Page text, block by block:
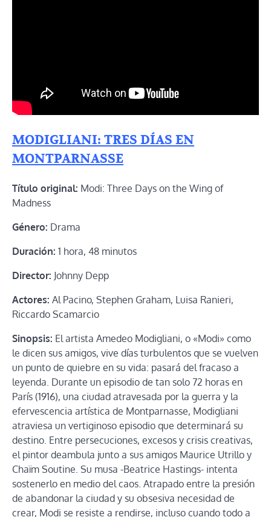
MODIGLIANI: TRES DÍAS EN
MONTPARNASSE
Título original: Modi: Three Days on the Wing of
Madness
Género: Drama
Duración: 1 hora, 48 minutos
Director: Johnny Depp
Actores: Al Pacino, Stephen Graham, Luisa Ranieri,
Riccardo Scamarcio
Sinopsis: El artista Amedeo Modigliani, o «Modi» como
le dicen sus amigos, vive días turbulentos que se vuelven
un punto de quiebre en su vida: pasará del fracaso a
leyenda. Durante un episodio de tan solo 72 horas en
París (1916), una ciudad atravesada por la guerra y la
efervescencia artística de Montparnasse, Modigliani
atraviesa un vertiginoso episodio que determinará su
destino. Entre persecuciones, excesos y crisis creativas,
el pintor deambula junto a sus amigos Maurice Utrillo y
Chaïm Soutine. Su musa -Beatrice Hastings- intenta
sostenerlo en medio del caos. Atrapado entre la presión
de abandonar la ciudad y su obsesiva necesidad de
crear, Modi se resiste a rendirse, incluso cuando todo a